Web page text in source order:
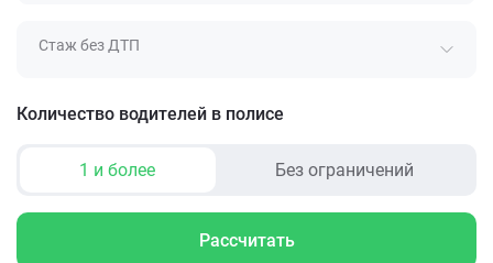
Стаж без ДТП
Количество водителей в полисе
1 и более Без ограничений
Рассчитать